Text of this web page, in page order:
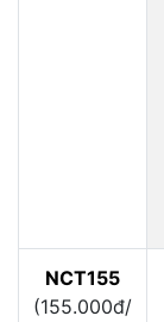
NCT155
(155.000đ/